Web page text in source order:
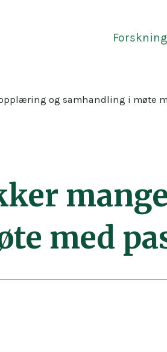
Forskning
og samhandling i møte
med